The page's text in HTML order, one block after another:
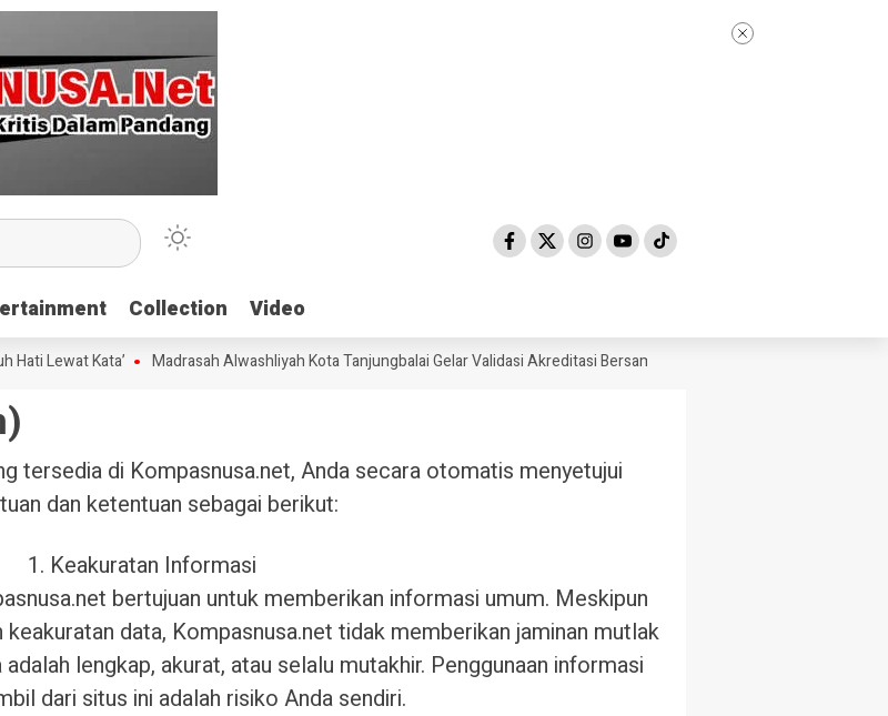
Collection Video
Collection Video
Lewat Kata’ Madrasah Alwashliyah Kota Tanjungbalai Gelar Validasi Akreditasi Bersama Tim Asesor BAN-PDM Tahun 2026
tersedia di Kompasnusa.net, Anda secara otomatis menyetujui
dan ketentuan sebagai berikut:
1. Keakuratan Informasi
bertujuan untuk memberikan informasi umum. Meskipun
data, Kompasnusa.net tidak memberikan jaminan mutlak
lengkap, akurat, atau selalu mutakhir. Penggunaan informasi
dari situs ini adalah risiko Anda sendiri.